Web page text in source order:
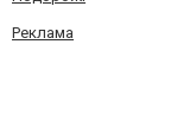
Реклама